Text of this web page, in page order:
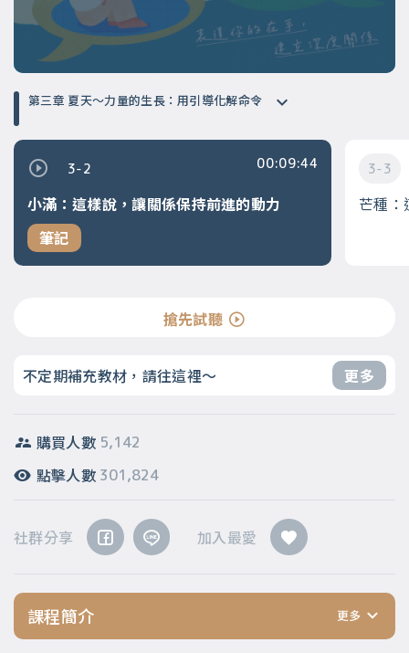
第三章 夏天～力量的生長：用引導化解命令
3-2
小滿：這樣說，讓關係保持前進的動力
筆記
00:09:44 3-3
芒種：
搶先試聽
不定期補充教材，請往這裡～ 更多
購買人數 5,142
點擊人數 301,824
社群分享 加入最愛
課程簡介